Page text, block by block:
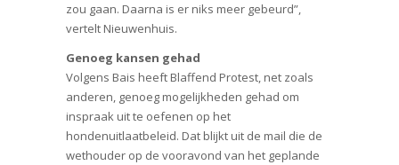
zou gaan. Daarna is er niks meer gebeurd”,
vertelt Nieuwenhuis.
Genoeg kansen gehad
Volgens Bais heeft Blaffend Protest, net zoals
anderen, genoeg mogelijkheden gehad om
inspraak uit te oefenen op het
hondenuitlaatbeleid. Dat blijkt uit de mail die de
wethouder op de vooravond van het geplande